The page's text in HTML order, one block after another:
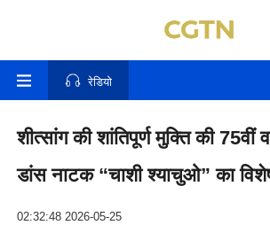
रेडियो
शीत्सांग की शांतिपूर्ण मुक्ति की 75वीं
डांस नाटक “चाशी श्याचुओ” का
02:32:48 2026-05-25